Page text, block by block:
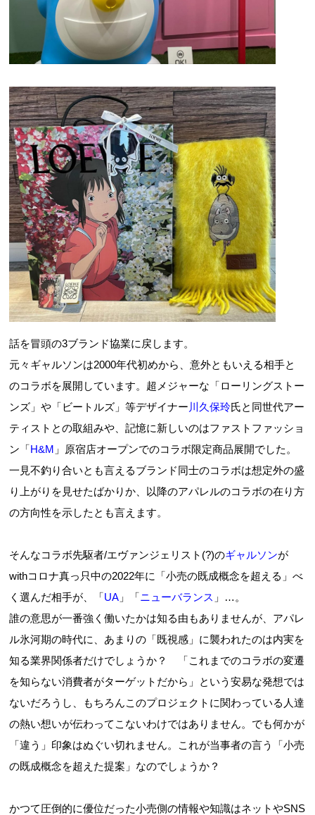
話を冒頭の3ブランド協業に戻します。
元々ギャルソンは2000年代初めから、意外ともいえる相手と
のコラボを展開しています。超メジャーな「ローリングストー
ンズ」や「ビートルズ」等デザイナー 川久保玲氏と同世代アー
ティストとの取組みや、記憶に新しいのはファストファッショ
ン「H&M 」原宿店オープンでのコラボ限定商品展開でした。
一見不釣り合いとも言えるブランド同士のコラボは想定外の盛
り上がりを見せたばかりか、以降のアパレルのコラボの在り方
の方向性を示したとも言えます。
そんなコラボ先駆者/エヴァンジェリスト(?)のギャルソンが
withコロナ真っ只中の2022年に「小売の既成概念を超える」べ
く選んだ相手が、「UA 」「ニューバランス 」…。
誰の意思が一番強く働いたかは知る由もありませんが、アパレ
ル氷河期の時代に、あまりの「既視感」に襲われたのは内実を
知る業界関係者だけでしょうか？ 「これまでのコラボの変遷
を知らない消費者がターゲットだから」という安易な発想では
ないだろうし、もちろんこのプロジェクトに関わっている人達
の熱い想いが伝わってこないわけではありません。でも何かが
「違う」印象はぬぐい切れません。これが当事者の言う「小売
の既成概念を超えた提案」なのでしょうか？
かつて圧倒的に優位だった小売側の情報や知識はネットやSNS